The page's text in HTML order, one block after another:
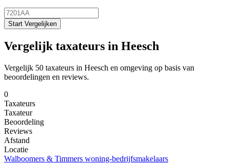
Start Vergelijken
Vergelijk taxateurs in Heesch
Vergelijk 50 taxateurs in Heesch en omgeving op basis van
beoordelingen en reviews.
0
Taxateurs
Taxateur
Beoordeling
Reviews
Afstand
Locatie
Walboomers & Timmers woning-bedrijfsmakelaars